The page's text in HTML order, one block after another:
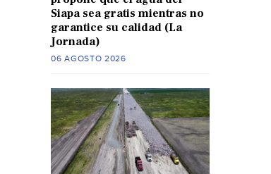
Siapa sea gratis mientras no
garantice su calidad (La
Jornada)
06 AGOSTO 2026